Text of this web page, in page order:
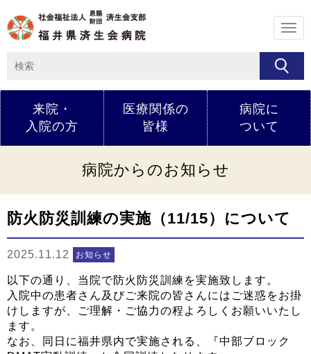
メ
ニ
ュ
来院・
入院の方
医療関係の
皆様
病院に
ついて
病院からのお知らせ
防火防災訓練の実施（11/15）について
2025.11.12 お知らせ
以下の通り、当院で防火防災訓練を実施致します。
入院中の患者さん及びご来院の皆さんにはご迷惑をお掛
けしますが、ご理解・ご協力の程よろしくお願いいたし
ます。
なお、同日に福井県内で実施される、『中部ブロック